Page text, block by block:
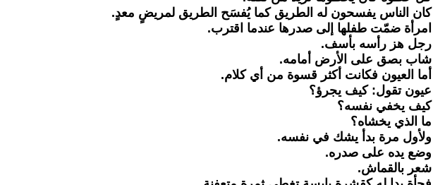
كان الناس يفسحون له الطريق كما يُفسَح الطريق لمريضٍ معدٍ.
امرأة ضمّت طفلها إلى صدرها عندما اقترب.
رجل هز رأسه بأسف.
شاب بصق على الأرض أمامه.
أما العيون فكانت أكثر قسوة من أي كلام.
عيون تقول: كيف يجرؤ؟
كيف يخفي نفسه؟
ما الذي يخشاه؟
ولأول مرة بدأ يشك في نفسه.
وضع يده على صدره.
شعر بالقماش.